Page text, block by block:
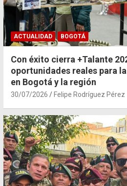
ACTUALIDAD BOGOTÁ
Con éxito cierra +Talante
oportunidades reales para
en Bogotá y la región
30/07/2026 Felipe Rodríguez Pérez